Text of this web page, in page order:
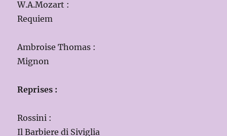
W.A.Mozart :
Requiem
Ambroise Thomas :
Mignon
Reprises :
Rossini :
Il Barbiere di Siviglia